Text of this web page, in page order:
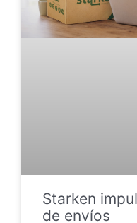
Starken
de envíos